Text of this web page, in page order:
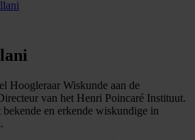
Hoogleraar Wiskunde aan de
van het Henri Poincaré Instituut.
en erkende wiskundige in